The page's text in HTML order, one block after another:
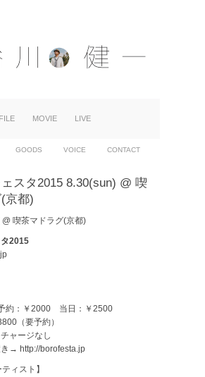
MOVIE LIVE
GOODS VOICE CONTACT
スタ2015 8.30(sun) @ 喫
京都)
喫茶マドラグ(京都)
2015
約：￥2000 当日：￥2500
（要予約）
ャージなし
き→ http://borofesta.jp
ィスト】